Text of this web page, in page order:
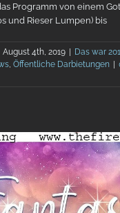
Programm von einem
und Rieser Lumpen) bis
August 4th, 2019 Das war
, Öffentliche Darbietungen